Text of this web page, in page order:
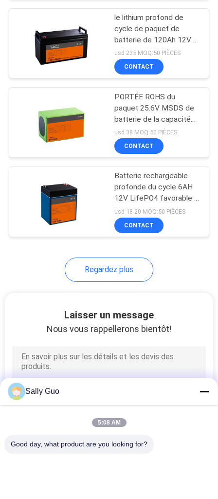
stockage de
l'énergie d'Ess
Pack de batteries de
vélo électrique
batterie de fer de
lithium
portable
Outil électrique
rechargeables
Batteries
le lithium profond de
cycle de paquet de
batterie de 120Ah 12V
LiFePO4 a intégré BMS
se protègent
usd 235 MOQ:50 PIÈCES
CONTACT
PORTÉE ROHS du
paquet 25.6V MSDS de
batterie de la capacité
élevée LifePO4 de 24V
6Ah
usd 38 MOQ:50 PIÈCES
CONTACT
Batterie rechargeable
profonde du cycle 6AH
12V LifePO4 favorable à
l'environnement
usd 18-20 MOQ:50 PIÈCES
CONTACT
Regardez plus
Laisser un message
Nous vous rappellerons bientôt!
Sally Guo
5:08 AM
Good day, what product are you looking for?